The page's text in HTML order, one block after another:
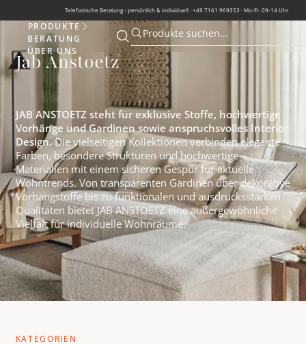
Telefonische Beratung - persönlich & individuell : +49 7161 969353 · Mo-Fr. 09-14 Uhr
Produkte
PRODUKTE
BERATUNG
ÜBER UNS
Suche öffnen
Suche öffnen
Produkte suchen...
Jab Anstoetz
JAB ANSTOETZ steht für exklusive Stoffe, hochwertige
Vorhänge und Gardinen sowie anspruchsvolles Interior
Design.Die vielseitigen Kollektionen verbinden elegante
Farben, besondere Strukturen und hochwertige
Materialien mit einem sicheren Gespür für aktuelle
Wohntrends. Von transparenten Gardinen über dekorative
Vorhangstoffe bis zu funktionalen und ausdrucksstarken
Qualitäten bietet JAB ANSTOETZ eine außergewöhnliche
Vielfalt für individuelle Wohnräume.
KATEGORIEN